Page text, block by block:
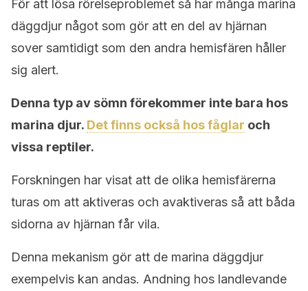
För att lösa rörelseproblemet så har många marina
däggdjur något som gör att en del av hjärnan
sover samtidigt som den andra hemisfären håller
sig alert.
Denna typ av sömn förekommer inte bara hos
marina djur. Det finns också hos fåglar och
vissa reptiler.
Forskningen har visat att de olika hemisfärerna
turas om att aktiveras och avaktiveras så att båda
sidorna av hjärnan får vila.
Denna mekanism gör att de marina däggdjur
exempelvis kan andas. Andning hos landlevande